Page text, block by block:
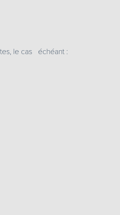
le cas échéant :